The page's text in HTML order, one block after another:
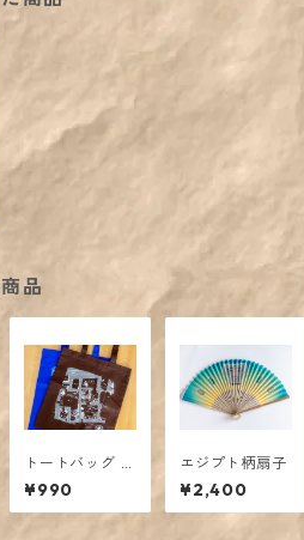
品
トートバッグ 遺
跡図
¥990
エジプト柄扇子
¥2,400